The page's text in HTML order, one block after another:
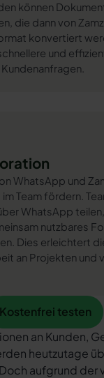
können
die dann von
konvertiert
und
WhatsApp und
Team fördern.
WhatsApp
nutzbares
Dies erleichtert
an Projekten und
testen
Kostenfrei testen
an Kunden,
heutzutage
aufgrund der